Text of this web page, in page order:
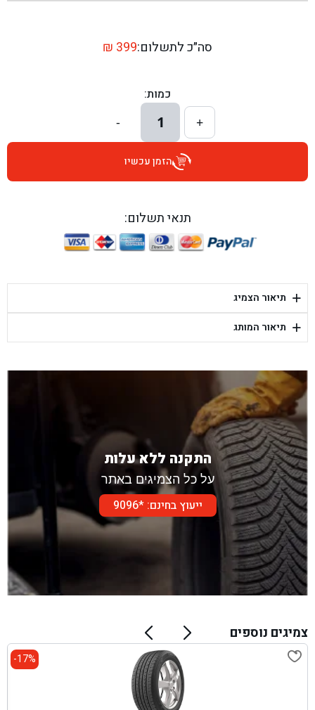
בן גל - דרך השבעה 20, אזור - אזור
בן גל - הרצל 6, גדרה - גדרה
בן גל - שדרות דוד בן גוריון 8, באר שבע - באר שבע
בן גל - היובלים 26, הוד השרון - הוד השרון
בן גל - יפת 88, תל אביב יפו - תל אביב
בן גל - דור אלון הר טוב - בית שמש
סה״כ לתשלום: ₪ 399
כמות:
+
1
-
הזמן עכשיו
תנאי תשלום:
+ תיאור הצמיג
+ תיאור המותג
התקנה ללא עלות
על כל הצמיגים באתר
ייעוץ בחינם: *9096
צמיגים נוספים
17%-